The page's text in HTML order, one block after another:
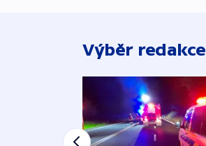
Výběr redakce